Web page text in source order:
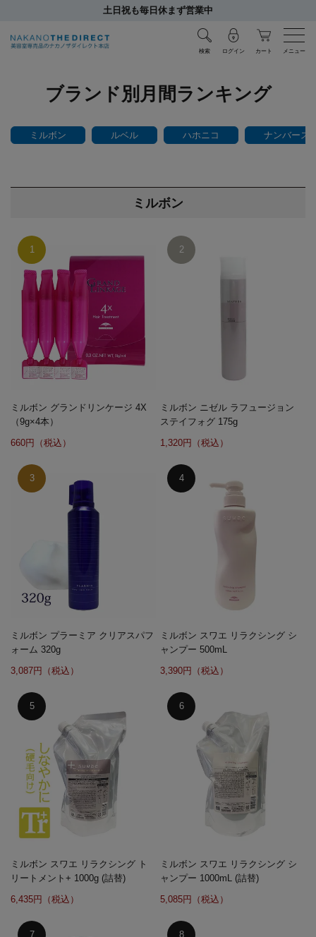
土日祝も毎日休まず営業中
検索 ログイン カート メニュー
ブランド別月間ランキング
ミルボン ルベル ハホニコ ナンバース
ミルボン
ミルボン グランドリンケージ 4X
（9g×4本）
660円（税込）
ミルボン ニゼル ラフュージョン
ステイフォグ 175g
1,320円（税込）
ミルボン プラーミア クリアスパフ
ォーム 320g
3,087円（税込）
ミルボン スワエ リラクシング シ
ャンプー 500mL
3,390円（税込）
ミルボン スワエ リラクシング ト
リートメント+ 1000g (詰替)
6,435円（税込）
ミルボン スワエ リラクシング シ
ャンプー 1000mL (詰替)
5,085円（税込）